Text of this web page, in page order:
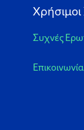
Συχνές
Επικοινωνία